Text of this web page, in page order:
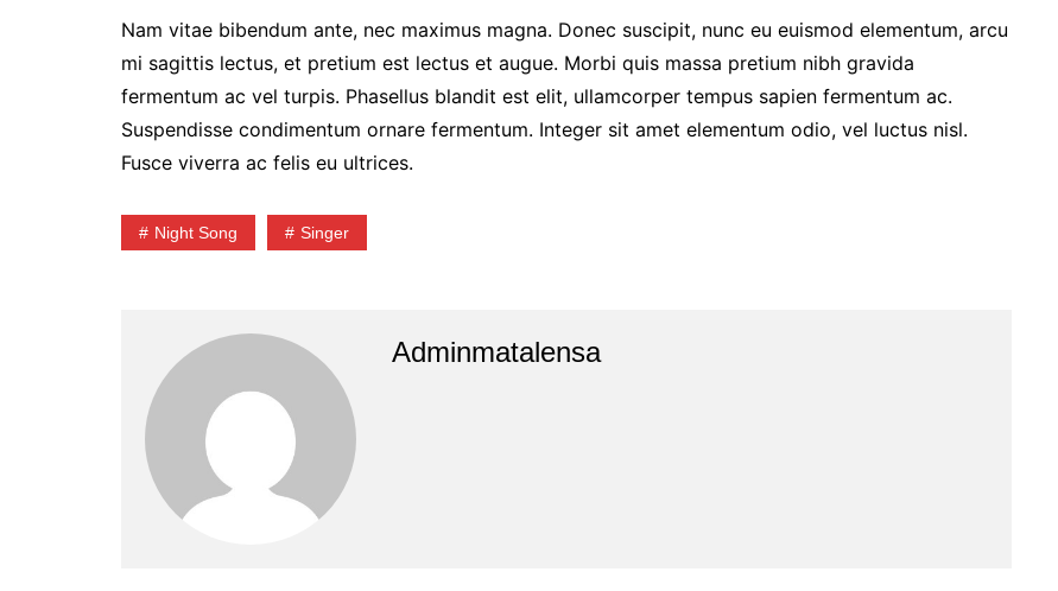
Nam vitae bibendum ante, nec maximus magna. Donec suscipit, nunc eu euismod elementum, arcu
mi sagittis lectus, et pretium est lectus et augue. Morbi quis massa pretium nibh gravida
fermentum ac vel turpis. Phasellus blandit est elit, ullamcorper tempus sapien fermentum ac.
Suspendisse condimentum ornare fermentum. Integer sit amet elementum odio, vel luctus nisl.
Fusce viverra ac felis eu ultrices.
Night Song Singer
Adminmatalensa